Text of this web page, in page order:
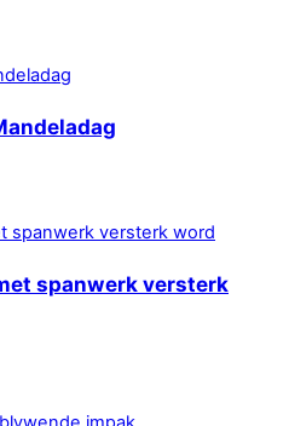
spanwerk versterk